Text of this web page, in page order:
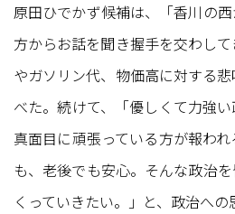
原田ひでかず候補は、「香川の
方からお話を聞き握手を交わし
やガソリン代、物価高に対する
べた。続けて、「優しくて力強い
真面目に頑張っている方が報わ
も、老後でも安心。そんな政治
くっていきたい。」と、政治への